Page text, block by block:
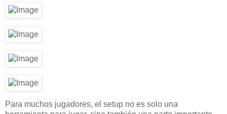
Para muchos jugadores, el setup no es solo una